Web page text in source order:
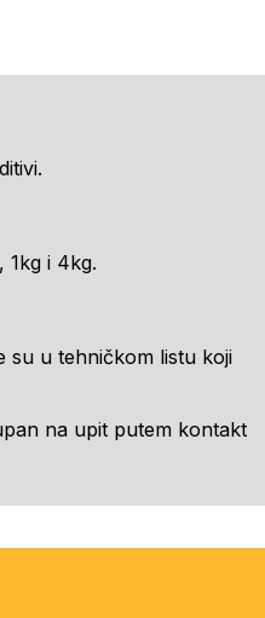
1kg i 4kg.
su u tehničkom listu koji
na upit putem kontakt